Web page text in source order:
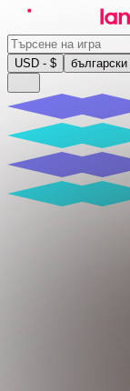
USD - $ български